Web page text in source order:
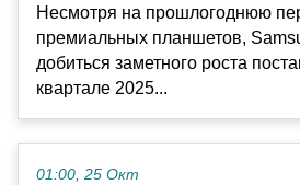
Несмотря на прошлогоднюю
премиальных планшетов,
добиться заметного роста
квартале 2025...
01:00, 25 Окт